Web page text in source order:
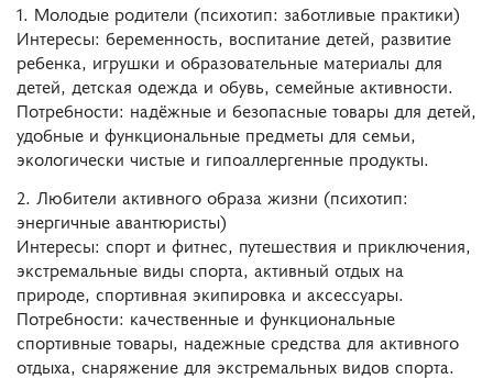
1. Молодые родители (психотип: заботливые практики)
Интересы: беременность, воспитание детей, развитие
ребенка, игрушки и образовательные материалы для
детей, детская одежда и обувь, семейные активности.
Потребности: надёжные и безопасные товары для детей,
удобные и функциональные предметы для семьи,
экологически чистые и гипоаллергенные продукты.
2. Любители активного образа жизни (психотип:
энергичные авантюристы)
Интересы: спорт и фитнес, путешествия и приключения,
экстремальные виды спорта, активный отдых на
природе, спортивная экипировка и аксессуары.
Потребности: качественные и функциональные
спортивные товары, надежные средства для активного
отдыха, снаряжение для экстремальных видов спорта.